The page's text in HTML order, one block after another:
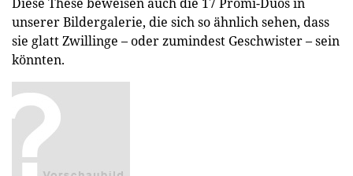
unserer Bildergalerie, die sich so ähnlich sehen, dass
sie glatt Zwillinge – oder zumindest Geschwister – sein
könnten.